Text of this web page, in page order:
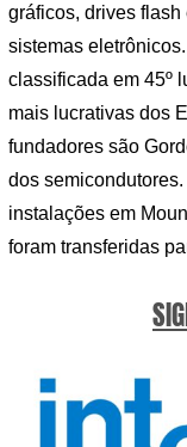
gráficos, drives
sistemas
classificada em 45º
mais lucrativas dos
fundadores são
dos
instalações em
foram transferidas